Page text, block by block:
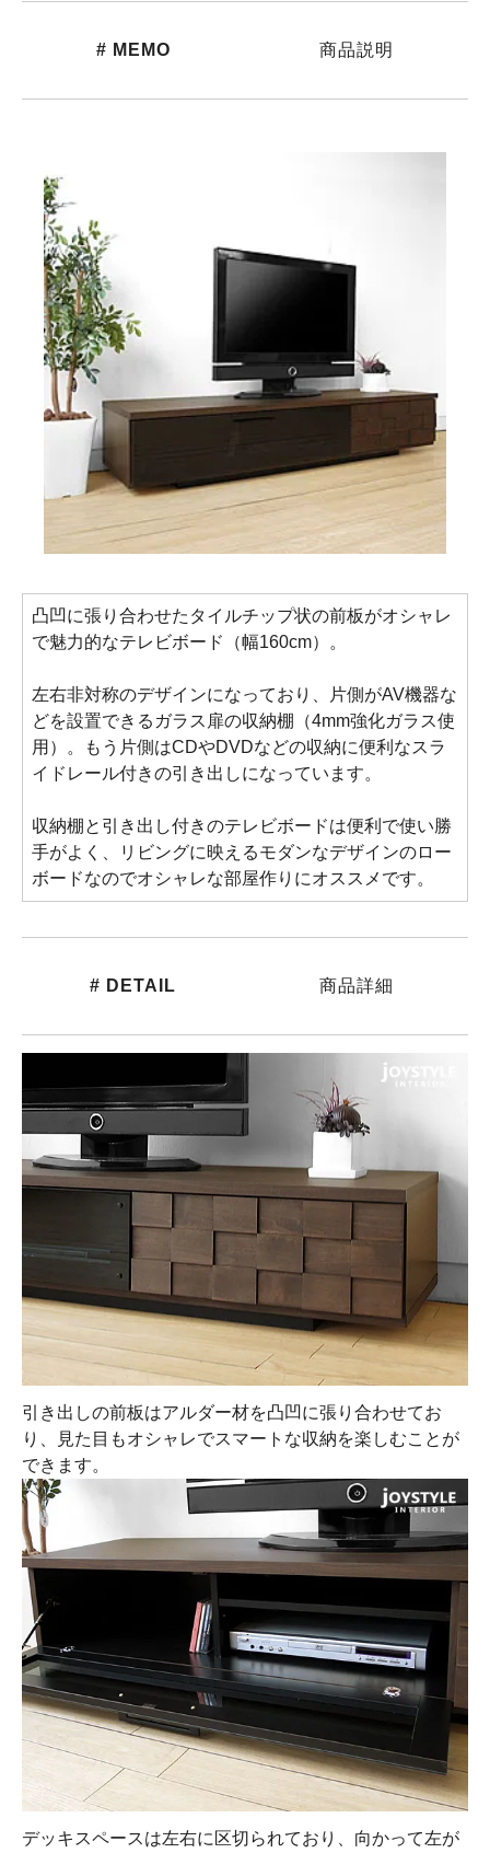
# MEMO 商品説明
凸凹に張り合わせたタイルチップ状の前板がオシャレ
で魅力的なテレビボード（幅160cm）。
左右非対称のデザインになっており、片側がAV機器な
どを設置できるガラス扉の収納棚（4mm強化ガラス使
用）。もう片側はCDやDVDなどの収納に便利なスラ
イドレール付きの引き出しになっています。
収納棚と引き出し付きのテレビボードは便利で使い勝
手がよく、リビングに映えるモダンなデザインのロー
ボードなのでオシャレな部屋作りにオススメです。
# DETAIL 商品詳細
引き出しの前板はアルダー材を凸凹に張り合わせてお
り、見た目もオシャレでスマートな収納を楽しむことが
できます。
デッキスペースは左右に区切られており、向かって左が